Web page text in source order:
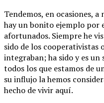
Tendemos, en ocasiones,
hay un bonito ejemplo por
afortunados. Siempre he
sido de los cooperativistas
integraban; ha sido y es
todos los que estamos de
su influjo la hemos
hecho de vivir aquí.